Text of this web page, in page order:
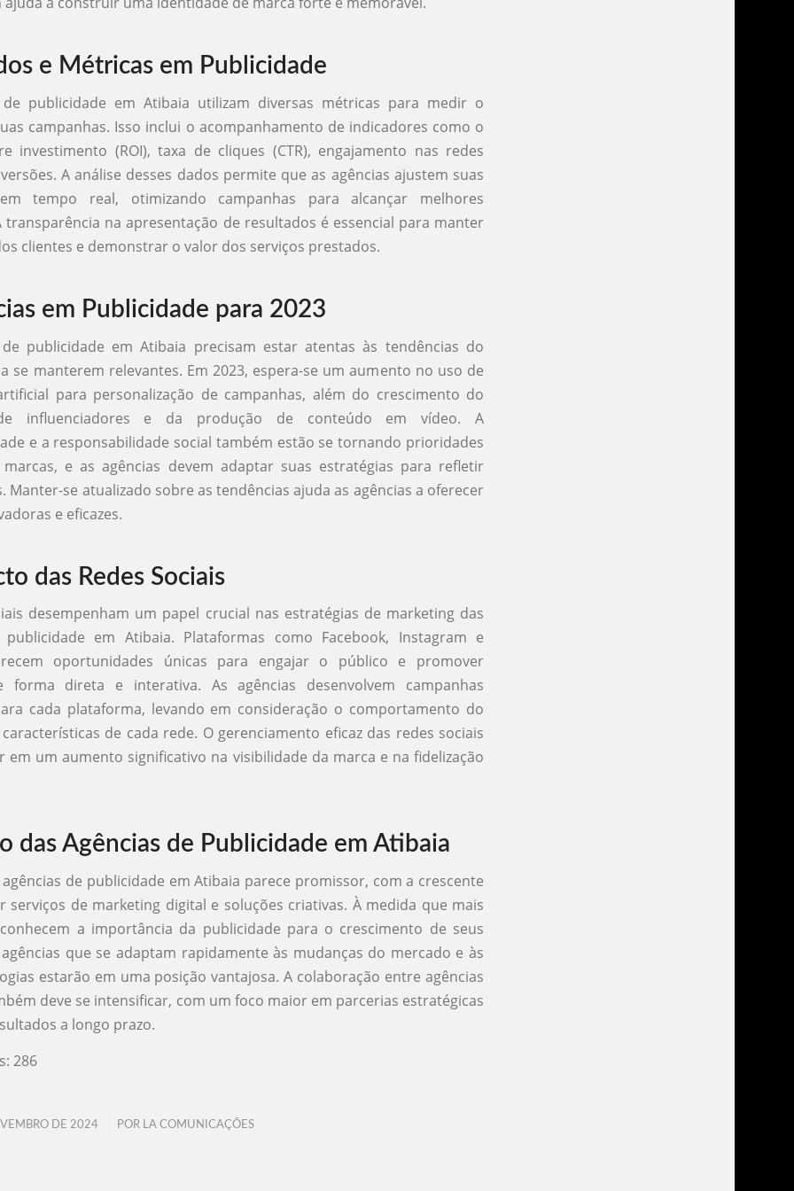
e Métricas em Publicidade
de publicidade em Atibaia utilizam diversas métricas para medir o
campanhas. Isso inclui o acompanhamento de indicadores como o
investimento (ROI), taxa de cliques (CTR), engajamento nas redes
A análise desses dados permite que as agências ajustem suas
tempo real, otimizando campanhas para alcançar melhores
transparência na apresentação de resultados é essencial para manter
clientes e demonstrar o valor dos serviços prestados.
em Publicidade para 2023
publicidade em Atibaia precisam estar atentas às tendências do
se manterem relevantes. Em 2023, espera-se um aumento no uso de
para personalização de campanhas, além do crescimento do
influenciadores e da produção de conteúdo em vídeo. A
e a responsabilidade social também estão se tornando prioridades
e as agências devem adaptar suas estratégias para refletir
Manter-se atualizado sobre as tendências ajuda as agências a oferecer
e eficazes.
das Redes Sociais
desempenham um papel crucial nas estratégias de marketing das
publicidade em Atibaia. Plataformas como Facebook, Instagram e
oportunidades únicas para engajar o público e promover
forma direta e interativa. As agências desenvolvem campanhas
cada plataforma, levando em consideração o comportamento do
de cada rede. O gerenciamento eficaz das redes sociais
em um aumento significativo na visibilidade da marca e na fidelização
das Agências de Publicidade em Atibaia
de publicidade em Atibaia parece promissor, com a crescente
serviços de marketing digital e soluções criativas. À medida que mais
a importância da publicidade para o crescimento de seus
que se adaptam rapidamente às mudanças do mercado e às
estarão em uma posição vantajosa. A colaboração entre agências
deve se intensificar, com um foco maior em parcerias estratégicas
a longo prazo.
286
DE 2024
/ POR LA COMUNICAÇÕES